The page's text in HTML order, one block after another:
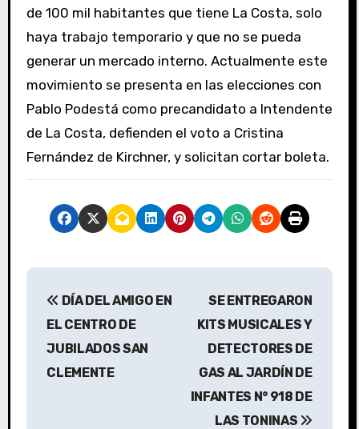
de 100 mil habitantes que tiene La Costa, solo
haya trabajo temporario y que no se pueda
generar un mercado interno. Actualmente este
movimiento se presenta en las elecciones con
Pablo Podestá como precandidato a Intendente
de La Costa, defienden el voto a Cristina
Fernández de Kirchner, y solicitan cortar boleta.
N
DÍA DEL AMIGO EN
EL CENTRO DE
JUBILADOS SAN
CLEMENTE
SE ENTREGARON
KITS MUSICALES Y
DETECTORES DE
GAS AL JARDÍN DE
INFANTES N° 918 DE
LAS TONINAS